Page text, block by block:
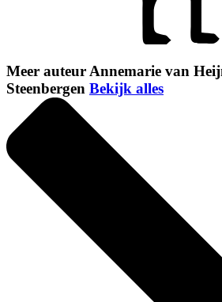
Meer auteur Annemarie van
Steenbergen Bekijk alles